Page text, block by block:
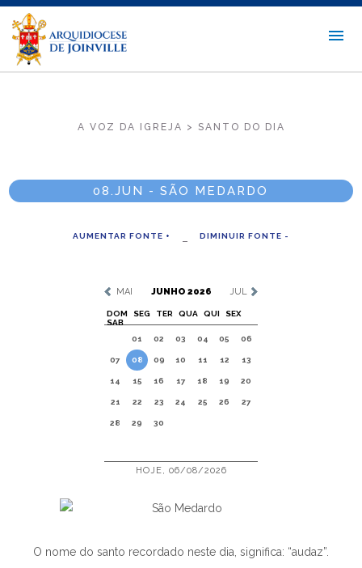
A VOZ DA IGREJA > SANTO DO DIA
08.JUN - SÃO MEDARDO
AUMENTAR FONTE + DIMINUIR FONTE -
MAI JUNHO 2026 JUL
DOM SEG TER QUA QUI
SEX
SAB
01
02 03 04 05 06
07 08 09 10 11 12 13
14 15 16 17 18 19 20
21 22 23 24 25 26 27
28 29 30
HOJE, 06/08/2026
O nome do santo recordado neste dia, significa: “audaz”.